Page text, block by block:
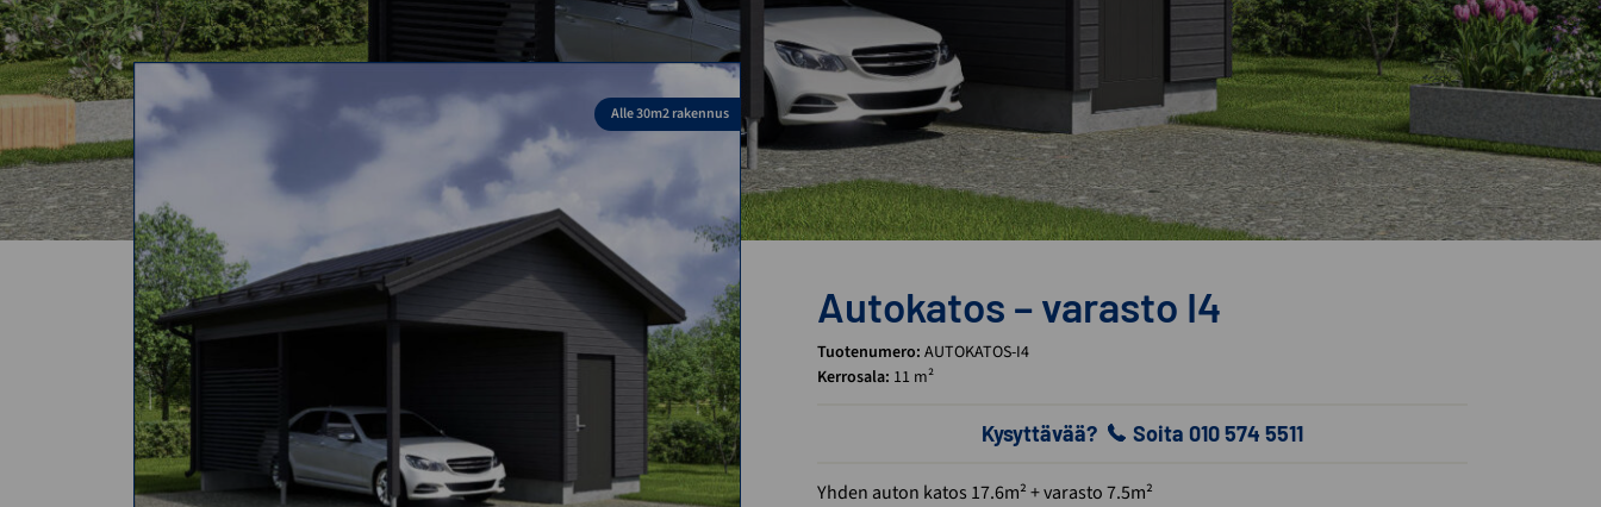
Alle 30m2 rakennus
Autokatos – varasto I4
Tuotenumero: AUTOKATOS-I4
Kerrosala: 11 m²
Kysyttävää? Soita 010 574 5511
Yhden auton katos 17.6m² + varasto 7.5m²